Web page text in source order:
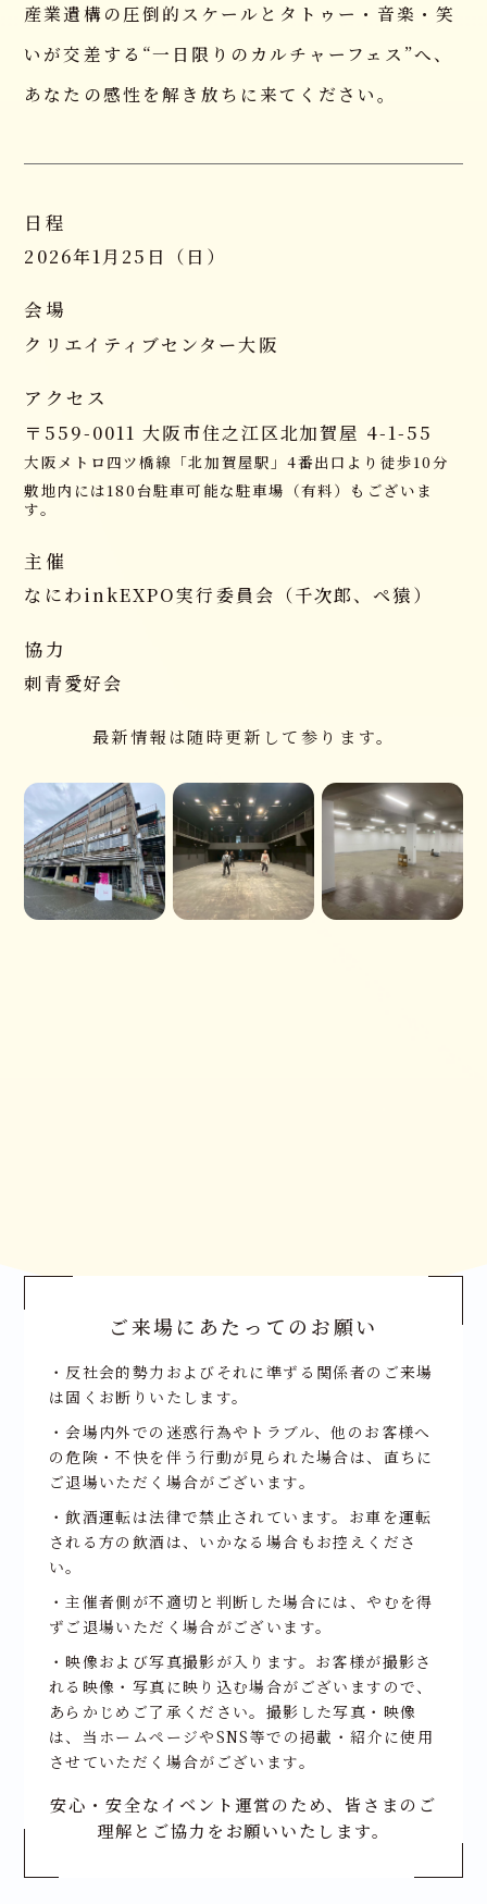
出演者一覧
CONTACT
産業遺構の圧倒的スケールとタトゥー・音楽・笑
いが交差する“一日限りのカルチャーフェス”へ、
あなたの感性を解き放ちに来てください。
日程
2026年1月25日（日）
会場
クリエイティブセンター大阪
アクセス
〒559-0011 大阪市住之江区北加賀屋 4-1-55
大阪メトロ四ツ橋線「北加賀屋駅」4番出口より徒歩10分
敷地内には180台駐車可能な駐車場（有料）もございま
す。
主催
なにわinkEXPO実行委員会 （千次郎、ペ猿）
協力
刺青愛好会
最新情報は随時更新して参ります。
ご来場にあたってのお願い
・反社会的勢力およびそれに準ずる関係者のご来場
は固くお断りいたします。
・会場内外での迷惑行為やトラブル、他のお客様へ
の危険・不快を伴う行動が見られた場合は、直ちに
ご退場いただく場合がございます。
・飲酒運転は法律で禁止されています。お車を運転
される方の飲酒は、いかなる場合もお控えくださ
い。
・主催者側が不適切と判断した場合には、やむを得
ずご退場いただく場合がございます。
・映像および写真撮影が入ります。お客様が撮影さ
れる映像・写真に映り込む場合がございますので、
あらかじめご了承ください。撮影した写真・映像
は、当ホームページやSNS等での掲載・紹介に使用
させていただく場合がございます。
安心・安全なイベント運営のため、皆さまのご
理解とご協力をお願いいたします。